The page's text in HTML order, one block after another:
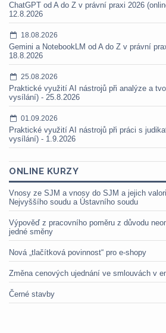
ChatGPT od A do Z v právní praxi 2026
12.8.2026
18.08.2026
Gemini a NotebookLM od A do Z v právní
18.8.2026
25.08.2026
Praktické využití AI nástrojů při analýze a
vysílání) - 25.8.2026
01.09.2026
Praktické využití AI nástrojů při práci s
vysílání) - 1.9.2026
ONLINE KURZY
Vnosy ze SJM a vnosy do SJM a jejich
Nejvyššího soudu a Ústavního soudu
Výpověď z pracovního poměru z důvodu
jedné směny
Nová „tlačítková povinnost“ pro e-shopy
Změna cenových ujednání ve smlouvách v
Černé stavby